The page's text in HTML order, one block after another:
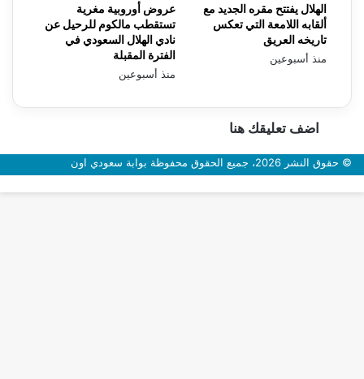
عروض أوروبية مغرية
تستقطب مالكوم للرحيل عن
نادي الهلال السعودي في
الفترة المقبلة
منذ أسبوعين
الهلال يفتتح مقره الجديد مع
ألقابه اللامعة التي تعكس
تاريخه العريق
منذ أسبوعين
اضف تعليقك هنا
© حقوق النشر 2026، جميع الحقوق محفوظة بوابة سعودي اون